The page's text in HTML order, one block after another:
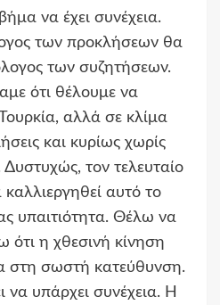
να έχει συνέχεια.
των προκλήσεων θα
των συζητήσεων.
ότι θέλουμε να
αλλά σε κλίμα
και κυρίως χωρίς
Δυστυχώς, τον τελευταίο
αυτό το
υπαιτιότητα. Θέλω να
ότι η χθεσινή κίνηση
στη σωστή κατεύθυνση.
υπάρχει συνέχεια. Η